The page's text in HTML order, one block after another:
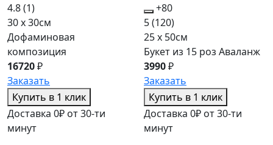
4.8(1)
30 x 30см
Дофаминовая
композиция
16720₽
Заказать
Купить в 1 клик
Доставка 0₽ от 30-ти
минут
+80
5(120)
25 x 50см
Букет из 15 роз Аваланж
3990₽
Заказать
Купить в 1 клик
Доставка 0₽ от 30-ти
минут